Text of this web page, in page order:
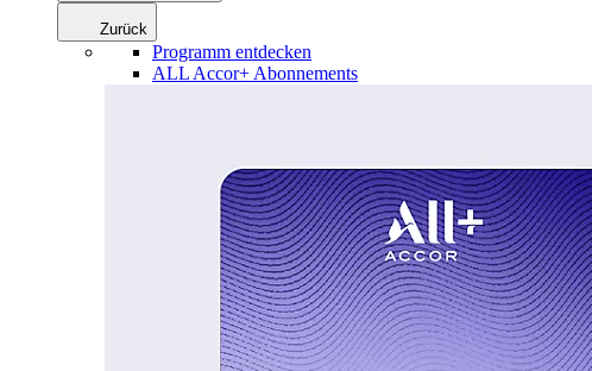
Zurück
Programm entdecken
ALL Accor+ Abonnements